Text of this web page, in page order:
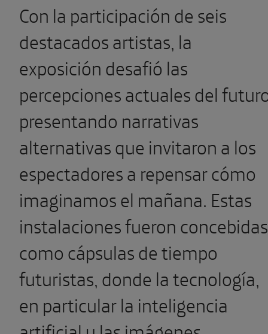
Con la participación de seis
destacados artistas, la
exposición desafió las
percepciones actuales del
presentando narrativas
alternativas que invitaron a los
espectadores a repensar cómo
imaginamos el mañana. Estas
instalaciones fueron concebidas
como cápsulas de tiempo
futuristas, donde la tecnología,
en particular la inteligencia